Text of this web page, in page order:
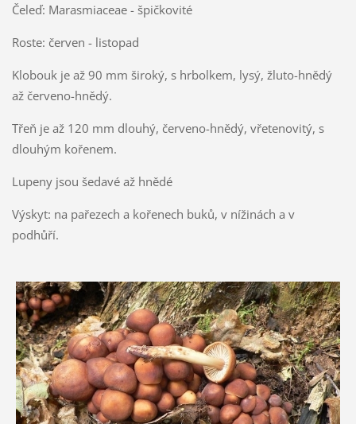
Čeleď: Marasmiaceae - špičkovité
Roste: červen - listopad
Klobouk je až 90 mm široký, s hrbolkem, lysý, žluto-hnědý
až červeno-hnědý.
Třeň je až 120 mm dlouhý, červeno-hnědý, vřetenovitý, s
dlouhým kořenem.
Lupeny jsou šedavé až hnědé
Výskyt: na pařezech a kořenech buků, v nížinách a v
podhůří.